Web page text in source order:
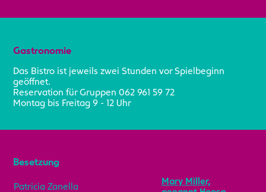
Gastronomie
Das Bistro ist jeweils zwei Stunden vor Spielbeginn
geöffnet.
Reservation für Gruppen 062 961 59 72
Montag bis Freitag 9 - 12 Uhr
Besetzung
Patricia Zanella
Mary Miller,